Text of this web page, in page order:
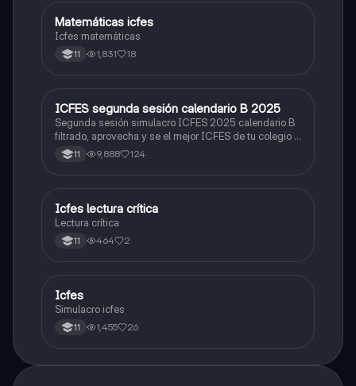
ICFES: Matemáticas
Matemáticas icfes
Icfes matemáticas
11 1,831 18
ICFES: Lectura Crítica
ICFES segunda sesión calendario B 2025
Segunda sesión simulacro ICFES 2025 calendario B
filtrado, aprovecha y se el mejor ICFES de tu colegio y
poder ingresar a universidad, y estudiar aquella
carrera con la que tanto sueñas.
11 9,888 124
Lengua Castellana
Icfes lectura crítica
Lectura crítica
11 464 2
ICFES: Sociales y Ciudadanas
Icfes
Simulacro icfes
11 1,455 26